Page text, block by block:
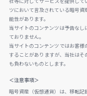
ツにおいて言及されている暗号
能性があります。
当サイトのコンテンツは予告なし
ておりません。
当サイトのコンテンツではお客
することがありますが、当社は
も負わないものとします。
＜注意事項＞
暗号資産（仮想通貨）は、移転